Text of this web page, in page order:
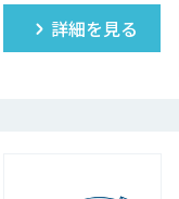
詳細を見る